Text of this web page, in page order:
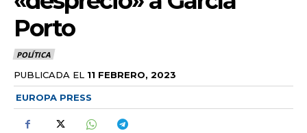
Porto
POLÍTICA
PUBLICADA EL 11 FEBRERO, 2023
EUROPA PRESS